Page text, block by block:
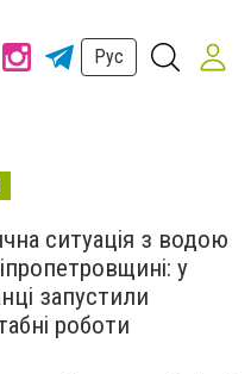
Рус
ситуація з водою
у
запустили
роботи